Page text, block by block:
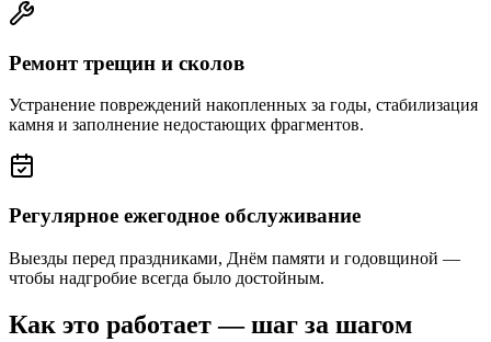
Ремонт трещин и сколов
Устранение повреждений накопленных за годы, стабилизация
камня и заполнение недостающих фрагментов.
Регулярное ежегодное обслуживание
Выезды перед праздниками, Днём памяти и годовщиной —
чтобы надгробие всегда было достойным.
Как это работает — шаг за шагом